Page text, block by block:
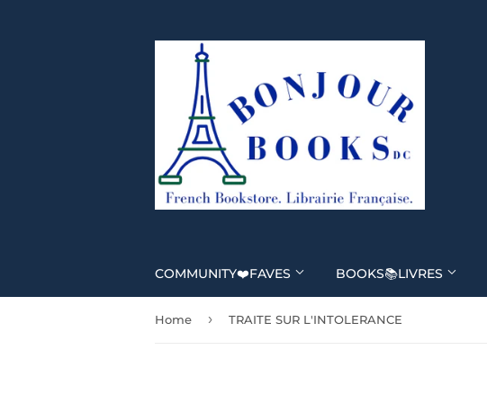
COMMUNITY❤️FAVES BOOKS📚LIVRES
Home › TRAITE SUR L'INTOLERANCE